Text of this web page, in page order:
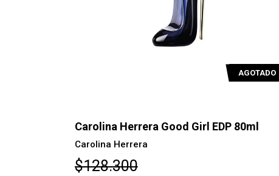
AGOTADO
Carolina Herrera Good Girl EDP 80ml
Carolina Herrera
$128.300